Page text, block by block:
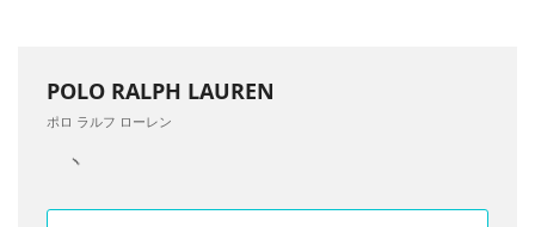
POLO RALPH LAUREN
ポロ ラルフ ローレン